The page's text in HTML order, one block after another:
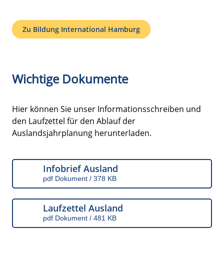
Zu Bildung International Hamburg
Wichtige Dokumente
Hier können Sie unser Informationsschreiben und
den Laufzettel für den Ablauf der
Auslandsjahrplanung herunterladen.
Infobrief Ausland
pdf Dokument / 378 KB
Laufzettel Ausland
pdf Dokument / 481 KB